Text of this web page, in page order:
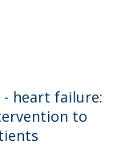
heart failure:
to